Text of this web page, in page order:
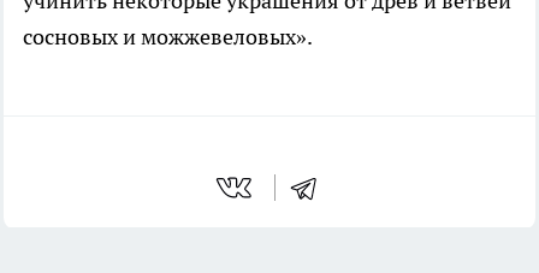
сосновых и можжевеловых».